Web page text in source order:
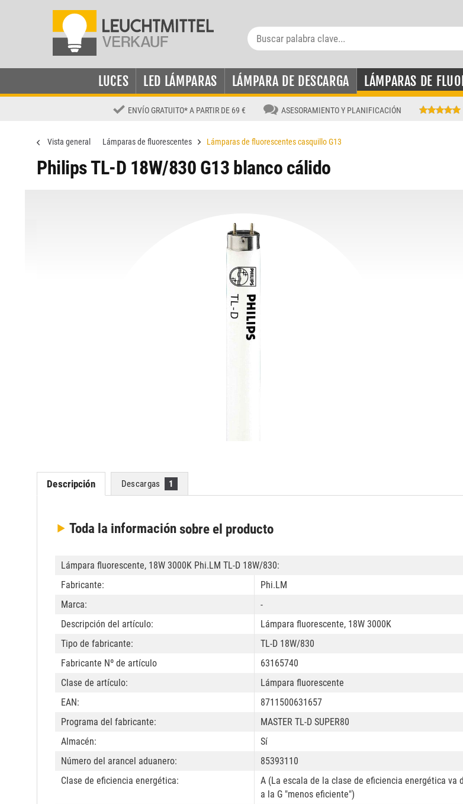
LUCES LED LÁMPARAS LÁMPARA DE DESCARGA LÁMPARAS DE
ENVÍO GRATUITO* A PARTIR DE 69 € ASESORAMIENTO Y PLANIFICACIÓN
Vista general Lámparas de fluorescentes Lámparas de fluorescentes casquillo G13
Philips TL-D 18W/830 G13 blanco cálido
Descripción Descargas 1
Toda la informaciónsobre el producto
Lámpara fluorescente, 18W 3000K Phi.LM TL-D 18W/830:
Fabricante:
Phi.LM
Marca:
-
Descripción del artículo:
Lámpara fluorescente, 18W 3000K
Tipo de fabricante:
TL-D 18W/830
Fabricante Nº de artículo
63165740
Clase de artículo:
Lámpara fluorescente
EAN:
8711500631657
Programa del fabricante:
MASTER TL-D SUPER80
Almacén:
Sí
Número del arancel aduanero:
85393110
Clase de eficiencia energética:
A (La escala de la clase de eficiencia energética va
a la G "menos eficiente")